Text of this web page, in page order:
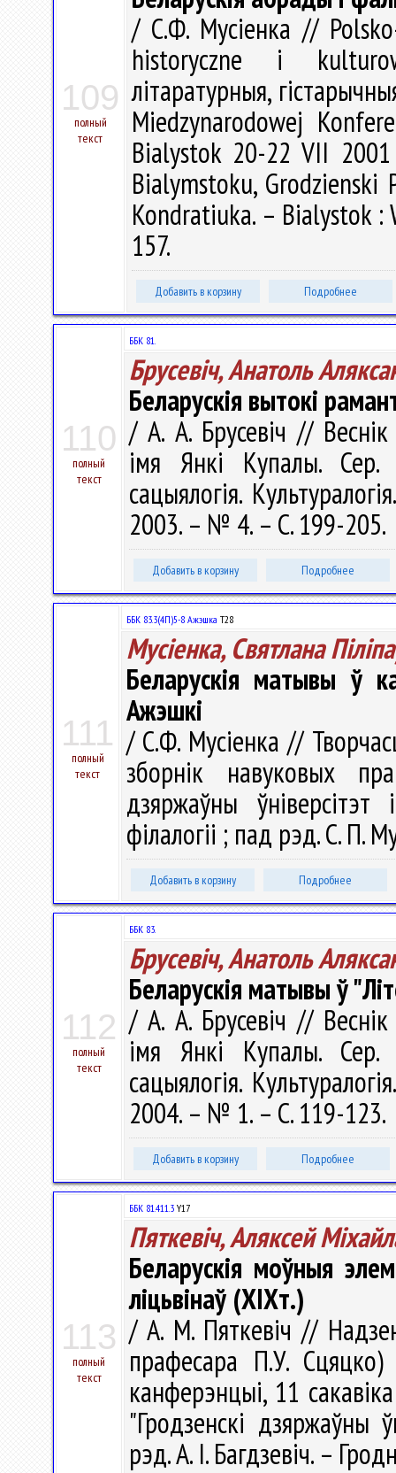
109
полный
текст
/ С.Ф. Мусіенка //
historyczne i
літаратурныя,
Miedzynarodowej
Bialystok 20-22 VII
Bialymstoku,
Kondratiuka. – Bialystok :
157.
Добавить в корзину Подробнее
110
полный
текст
ББК 81.
Брусевіч, Анатоль
Беларускія вытокі
/ А. А. Брусевіч // Веснік
імя Янкі Купалы. Сер.
сацыялогія.
2003. – № 4. – С. 199-205.
Добавить в корзину Подробнее
111
полный
текст
ББК 83.3(4П)5-8 Ажэшка Т28
Мусіенка, Святлана
Беларускія матывы ў
Ажэшкі
/ С.Ф. Мусіенка //
зборнiк навуковых
дзяржаўны
філалогіі ; пад рэд. С. П.
Добавить в корзину Подробнее
112
полный
текст
ББК 83.
Брусевіч, Анатоль
Беларускія матывы ў
/ А. А. Брусевіч // Веснік
імя Янкі Купалы. Сер.
сацыялогія.
2004. – № 1. – С. 119-123.
Добавить в корзину Подробнее
113
полный
текст
ББК 81.411.3 Y17
Пяткевіч, Аляксей
Беларускія моўныя
ліцьвінаў (XIXт.)
/ А. М. Пяткевіч //
прафесара П.У.
канферэнцыі, 11
"Гродзенскі дзяржаўны
рэд. А. I. Багдзевiч. –